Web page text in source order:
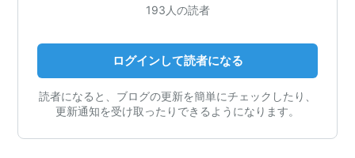
193人の読者
ログインして読者になる
読者になると、ブログの更新を簡単にチェックしたり、
更新通知を受け取ったりできるようになります。